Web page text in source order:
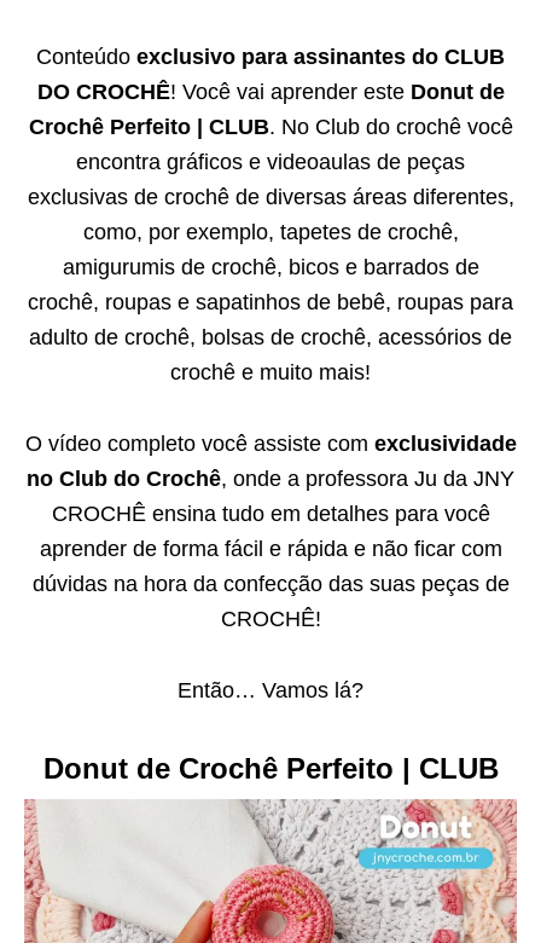
Conteúdo exclusivo para assinantes do CLUB
DO CROCHÊ! Você vai aprender este Donut de
Crochê Perfeito | CLUB. No Club do crochê você
encontra gráficos e videoaulas de peças
exclusivas de crochê de diversas áreas diferentes,
como, por exemplo, tapetes de crochê,
amigurumis de crochê, bicos e barrados de
crochê, roupas e sapatinhos de bebê, roupas para
adulto de crochê, bolsas de crochê, acessórios de
crochê e muito mais!
O vídeo completo você assiste com exclusividade
no Club do Crochê, onde a professora Ju da JNY
CROCHÊ ensina tudo em detalhes para você
aprender de forma fácil e rápida e não ficar com
dúvidas na hora da confecção das suas peças de
CROCHÊ!
Então… Vamos lá?
Donut de Crochê Perfeito | CLUB